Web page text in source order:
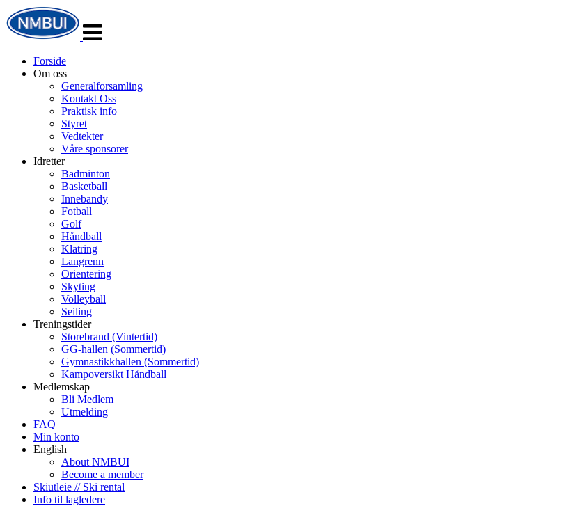
navigasjon
Forside
Om oss
Generalforsamling
Kontakt Oss
Praktisk info
Styret
Vedtekter
Våre sponsorer
Idretter
Badminton
Basketball
Innebandy
Fotball
Golf
Håndball
Klatring
Langrenn
Orientering
Skyting
Volleyball
Seiling
Treningstider
Storebrand (Vintertid)
GG-hallen (Sommertid)
Gymnastikkhallen (Sommertid)
Kampoversikt Håndball
Medlemskap
Bli Medlem
Utmelding
FAQ
Min konto
English
About NMBUI
Become a member
Skiutleie // Ski rental
Info til lagledere